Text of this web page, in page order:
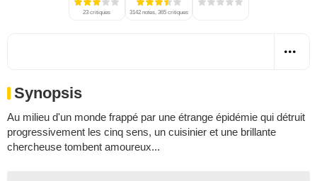
23 critiques 3142 notes, 365 critiques
Synopsis
Au milieu d'un monde frappé par une étrange épidémie qui détruit
progressivement les cinq sens, un cuisinier et une brillante
chercheuse tombent amoureux...